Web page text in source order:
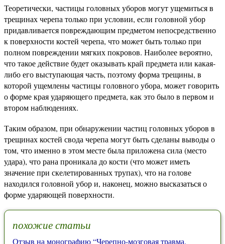
Теоретически, частицы головных уборов могут ущемиться в
трещинах черепа только при условии, если головной убор
придавливается повреждающим предметом непосредственно
к поверхности костей черепа, что может быть только при
полном повреждении мягких покровов. Наиболее вероятно,
что такое действие будет оказывать край предмета или какая-
либо его выступающая часть, поэтому форма трещины, в
которой ущемлены частицы головного убора, может говорить
о форме края ударяющего предмета, как это было в первом и
втором наблюдениях.
Таким образом, при обнаружении частиц головных уборов в
трещинах костей свода черепа могут быть сделаны выводы о
том, что именно в этом месте была приложена сила (место
удара), что рана проникала до кости (что может иметь
значение при скелетированных трупах), что на голове
находился головной убор и, наконец, можно высказаться о
форме ударяющей поверхности.
похожие статьи
Отзыв на монографию “Черепно-мозговая травма.